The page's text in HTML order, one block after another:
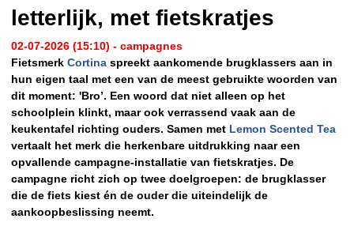
letterlijk, met fietskratjes
02-07-2026 (15:10) - campagnes
Fietsmerk Cortina spreekt aankomende brugklassers aan in
hun eigen taal met een van de meest gebruikte woorden van
dit moment: 'Bro’. Een woord dat niet alleen op het
schoolplein klinkt, maar ook verrassend vaak aan de
keukentafel richting ouders. Samen met Lemon Scented Tea
vertaalt het merk die herkenbare uitdrukking naar een
opvallende campagne-installatie van fietskratjes. De
campagne richt zich op twee doelgroepen: de brugklasser
die de fiets kiest én de ouder die uiteindelijk de
aankoopbeslissing neemt.